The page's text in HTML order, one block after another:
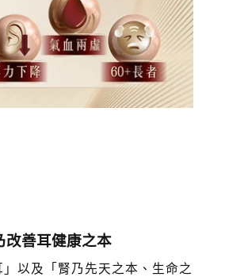
改善耳健康之本
以及「腎乃先天之本、生命之